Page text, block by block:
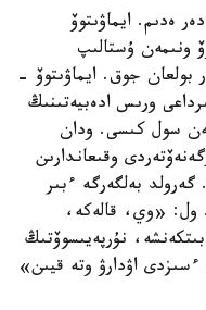
ەدىم. ايماۋىتوۆ
ونىمەن ۇستالىپ
بولعان جوق. ايماۋىتوۆ -
مەكتەبى. 19- عاسىرداعى ورىس ادەبيەتىنىڭ
سول كىسى. ودان
وقىعاندارىن
بەلگەرگە ءبىر
ول: «وي، قالەكە،
نۇرپەيىسوۆتىڭ
ءسىزدى اۋدارۋ وتە قيىن»